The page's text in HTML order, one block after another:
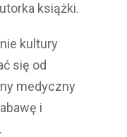
książki.
kultury
się od
medyczny
i